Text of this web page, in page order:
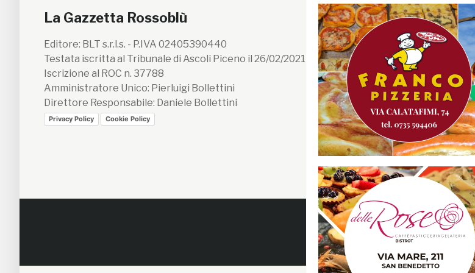
La Gazzetta Rossoblù
Editore: BLT s.r.l.s. - P.IVA 02405390440
Testata iscritta al Tribunale di Ascoli Piceno il 26/02/2021 n. 199/2021
Iscrizione al ROC n. 37788
Amministratore Unico: Pierluigi Bollettini
Direttore Responsabile: Daniele Bollettini
Privacy Policy Cookie Policy
Segui la
Gazzetta RossoBlù